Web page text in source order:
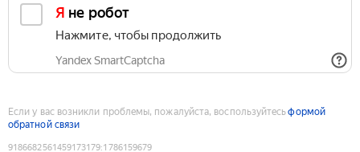
Я не робот
Нажмите, чтобы продолжить
Yandex SmartCaptcha
Если у вас возникли проблемы, пожалуйста, воспользуйтесьформой
обратной связи
9186682561459173179:1786159679